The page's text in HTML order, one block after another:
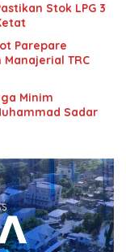
Stok LPG 3
Parepare
TRC
Minim
Sadar